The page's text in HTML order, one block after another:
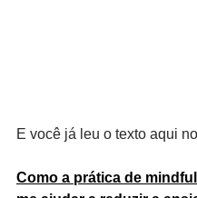
E você já leu o texto aqui
Como a prática de